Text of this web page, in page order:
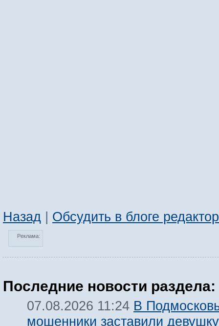
Назад | Обсудить в блоге
Реклама:
Последние новости раздела:
07.08.2026 11:24 В
мошенники заставили